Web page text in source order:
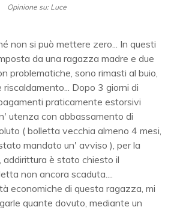
Opinione su: Luce
non si può mettere zero... In questi
da una ragazza madre e due
problematiche, sono rimasti al buio,
Dopo 3 giorni di
praticamente estorsivi
utenza con abbassamento di
( bolletta vecchia almeno 4 mesi,
mandato un' avviso ), per la
è stato chiesto il
non ancora scaduta....
economiche di questa ragazza, mi
quante dovuto, mediante un